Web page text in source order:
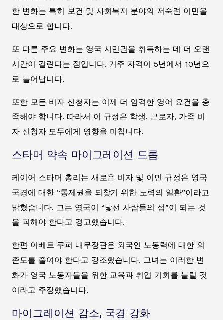
한 변화는 특히 보건 및 사회복지 분야의 저숙련 이민을
대상으로 합니다.
또 다른 주요 변화는 영국 시민권을 취득하는 데 더 오랜
시간이 걸린다는 점입니다. 거주 자격이 5년에서 10년으
로 늘어납니다.
또한 모든 비자 신청자는 이제 더 엄격한 영어 요건을 충
족해야 합니다. 따라서 이 규정은 학생, 근로자, 가족 비
자 신청자 모두에게 영향을 미칩니다.
스타머 약속 마이그레이션 드롭
케이어 스타머 총리는 새로운 비자 및 이민 규정은 영국
국경에 대한 “통제권을 되찾기 위한 노력의 일환”이라고
밝혔습니다. 그는 영국이 “낯선 사람들의 섬”이 되는 것
을 피해야 한다고 경고했습니다.
한편 이베트 쿠퍼 내무장관은 외국인 노동력에 대한 의
존도를 줄여야 한다고 강조했습니다. 그녀는 이러한 변
화가 영국 노동자들을 위한 교육과 취업 기회를 늘릴 것
이라고 주장했습니다.
마이그레이션 감소, 국경 강화